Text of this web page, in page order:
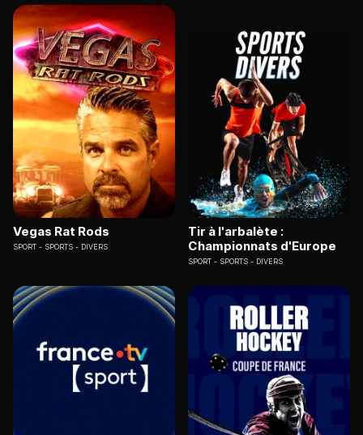
Vegas Rat Rods
SPORT SPORTS - DIVERS
Tir à l'arbalète :
Championnats d'Europe
SPORT SPORTS - DIVERS